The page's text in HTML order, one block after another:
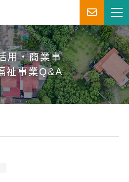
用・商業事
祉事業Q&A